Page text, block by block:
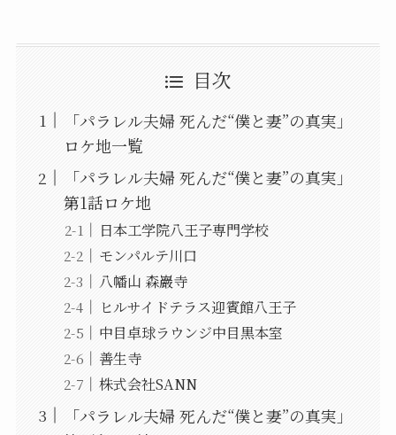
目次
「パラレル夫婦 死んだ“僕と妻”の真実」
ロケ地一覧
「パラレル夫婦 死んだ“僕と妻”の真実」
第1話ロケ地
日本工学院八王子専門学校
モンパルテ川口
八幡山 森巖寺
ヒルサイドテラス迎賓館八王子
中目卓球ラウンジ中目黒本室
善生寺
株式会社SANN
「パラレル夫婦 死んだ“僕と妻”の真実」